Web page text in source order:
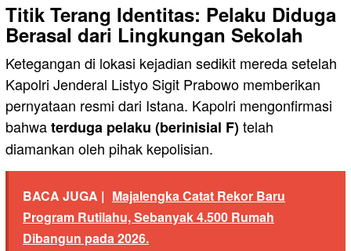
Titik Terang Identitas: Pelaku Diduga
Berasal dari Lingkungan Sekolah
Ketegangan di lokasi kejadian sedikit mereda setelah
Kapolri Jenderal Listyo Sigit Prabowo memberikan
pernyataan resmi dari Istana. Kapolri mengonfirmasi
bahwaterduga pelaku (berinisial F)telah
diamankan oleh pihak kepolisian.
BACA JUGA | Majalengka Catat Rekor Baru
Program Rutilahu, Sebanyak 4.500 Rumah
Dibangun pada 2026.